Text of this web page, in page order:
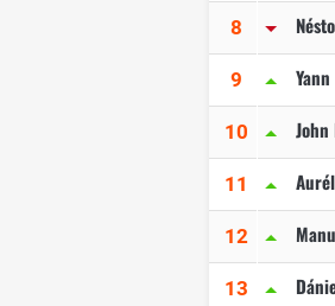
8
9
10
11
12
13